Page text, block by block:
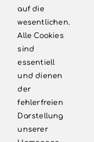
auf die
wesentlichen.
Alle Cookies
sind
essentiell
und dienen
der
fehlerfreien
Darstellung
unserer